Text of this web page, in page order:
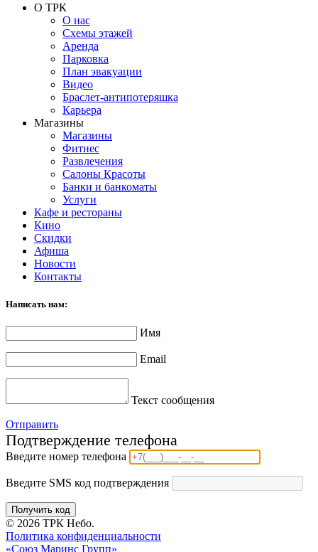
О ТРК
О нас
Схемы этажей
Аренда
Парковка
План эвакуации
Видео
Браслет-антипотеряшка
Карьера
Магазины
Магазины
Фитнес
Развлечения
Салоны Красоты
Банки и банкоматы
Услуги
Кафе и рестораны
Кино
Скидки
Афиша
Новости
Контакты
Написать нам:
Имя
Email
Текст сообщения
Отправить
Подтверждение телефона
Введите номер телефона
Введите SMS код подтверждения
Получить код
© 2026 ТРК Небо.
Политика конфиденциальности
«Союз Маринс Групп»